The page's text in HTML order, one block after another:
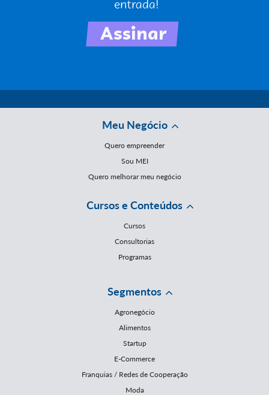
Meu Negócio
Quero empreender
Sou MEI
Quero melhorar meu negócio
Cursos e Conteúdos
Cursos
Consultorias
Programas
Segmentos
Agronegócio
Alimentos
Startup
E-Commerce
Franquias / Redes de Cooperação
Moda